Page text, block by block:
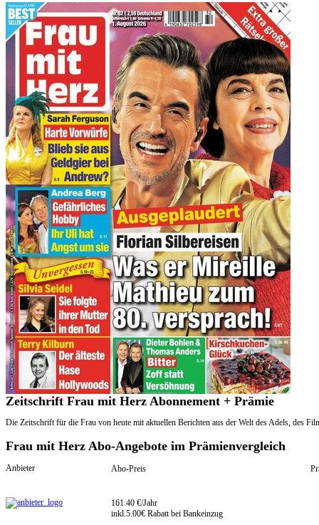
Zeitschrift Frau mit Herz Abonnement + Prämie
Die Zeitschrift für die Frau von heute mit aktuellen Berichten aus der Welt des Adels, des
Frau mit Herz Abo-Angebote im Prämienvergleich
Anbieter Abo-Preis
161.40 €/Jahr
inkl.5.00€ Rabatt bei Bankeinzug